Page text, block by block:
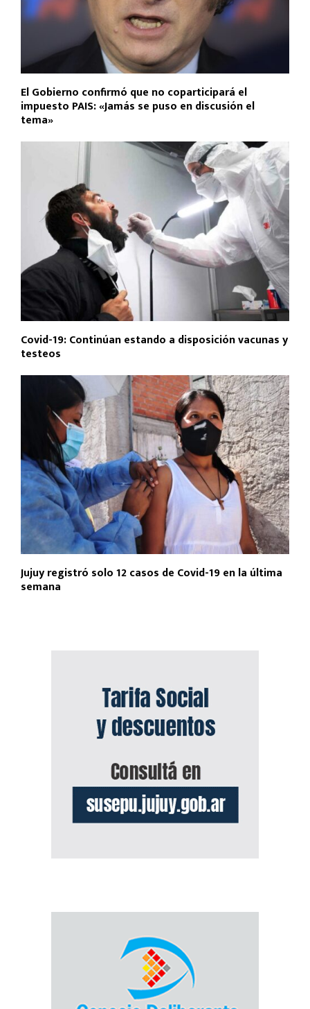
El Gobierno confirmó que no coparticipará el
impuesto PAIS: «Jamás se puso en discusión el
tema»
Covid-19: Continúan estando a disposición vacunas y
testeos
Jujuy registró solo 12 casos de Covid-19 en la última
semana